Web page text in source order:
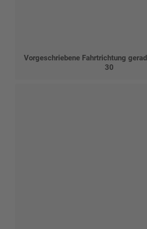
Vorgeschriebene Fahrtrichtung
30